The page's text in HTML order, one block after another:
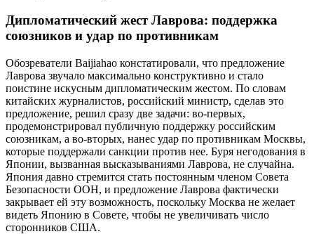
Дипломатический жест Лаврова: поддержка
союзников и удар по противникам
Обозреватели Baijiahao констатировали, что предложение
Лаврова звучало максимально конструктивно и стало
поистине искусным дипломатическим жестом. По словам
китайских журналистов, российский министр, сделав это
предложение, решил сразу две задачи: во-первых,
продемонстрировал публичную поддержку российским
союзникам, а во-вторых, нанес удар по противникам Москвы,
которые поддержали санкции против нее. Буря негодования в
Японии, вызванная высказываниями Лаврова, не случайна.
Япония давно стремится стать постоянным членом Совета
Безопасности ООН, и предложение Лаврова фактически
закрывает ей эту возможность, поскольку Москва не желает
видеть Японию в Совете, чтобы не увеличивать число
сторонников США.